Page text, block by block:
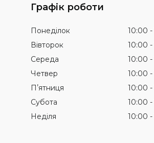
Графік роботи
Понеділок 10:00
Вівторок
10:00
Середа
10:00
Четвер
10:00
Пʼятниця
10:00
Субота
10:00
Неділя
10:00